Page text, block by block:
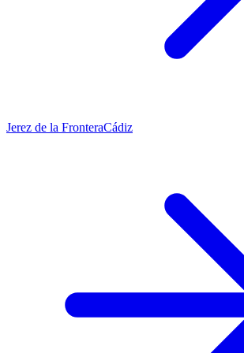
Jerez de la FronteraCádiz